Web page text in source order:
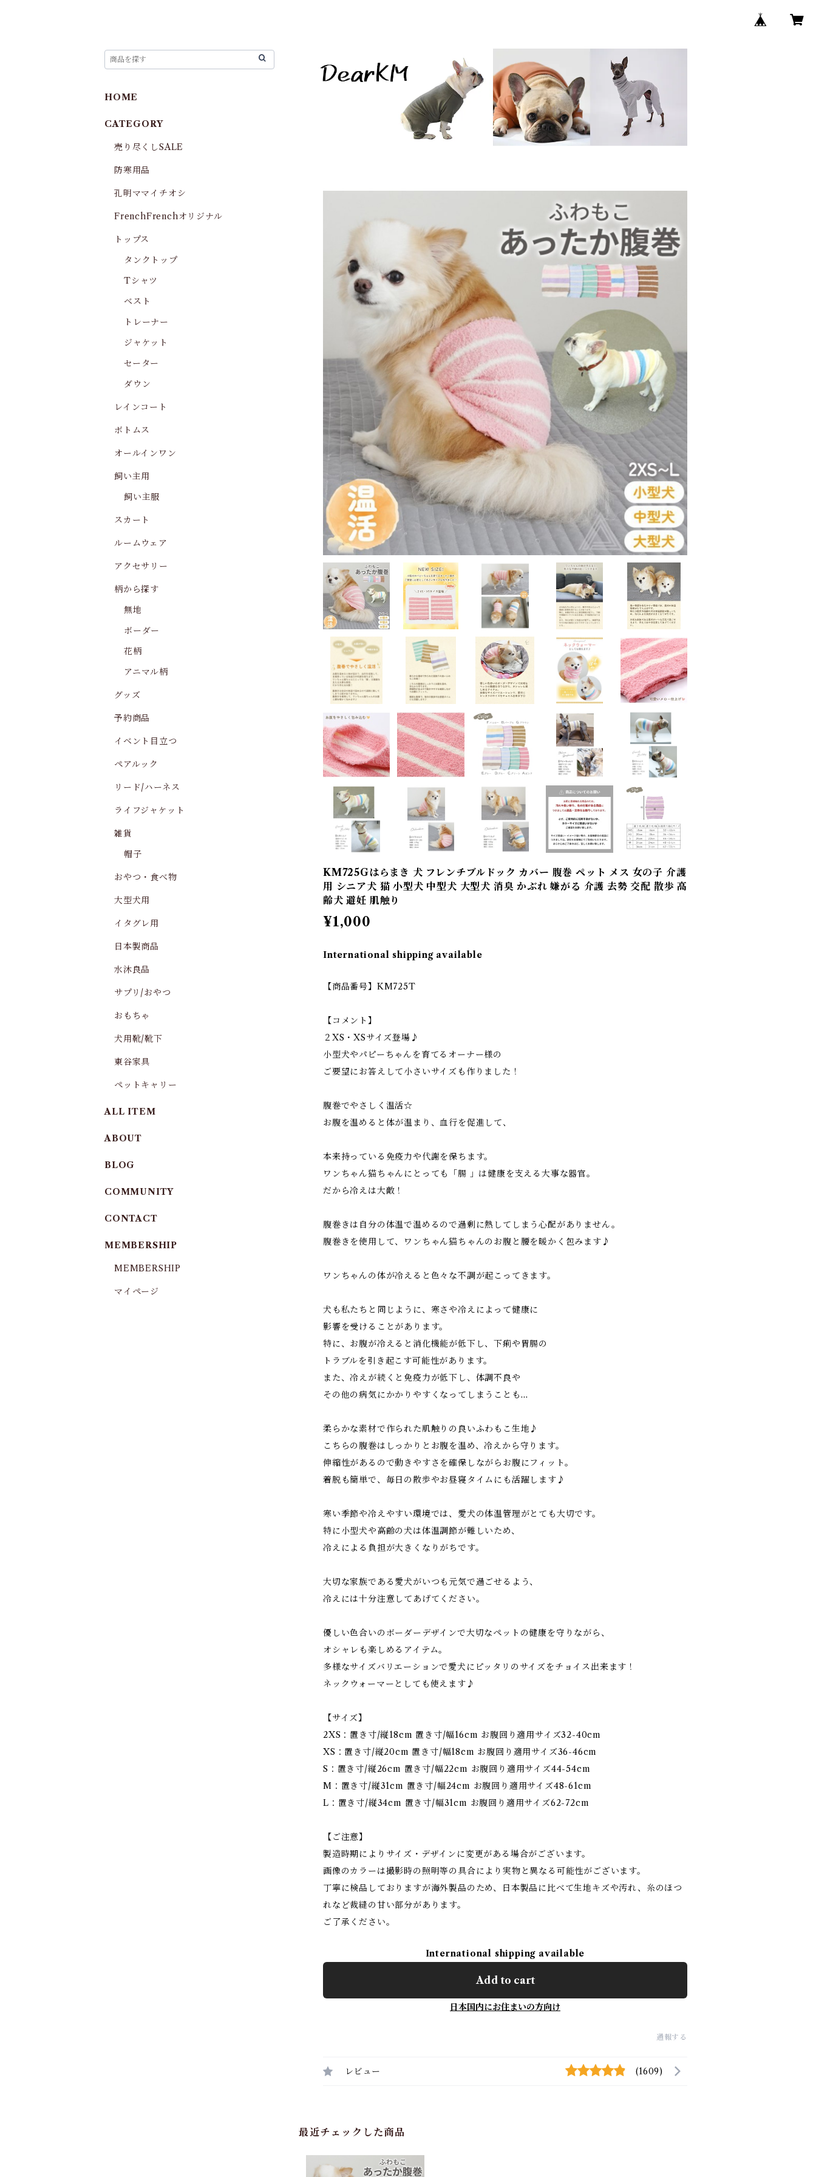
KM725Gはらまき 犬 フレンチブルドック カバー 腹巻 ペット メス 女の子 介護
用 シニア犬 猫 小型犬 中型犬 大型犬 消臭 かぶれ 嫌がる 介護 去勢 交配 散歩 高
齢犬 避妊 肌触り
¥1,000
International shipping available
【商品番号】KM725T
【コメント】
２XS・XSサイズ登場♪
小型犬やパピーちゃんを育てるオーナー様の
ご要望にお答えして小さいサイズも作りました！
腹巻でやさしく温活☆
お腹を温めると体が温まり、血行を促進して、
本来持っている免疫力や代謝を保ちます。
ワンちゃん猫ちゃんにとっても「腸 」は健康を支える大事な器官。
だから冷えは大敵！
腹巻きは自分の体温で温めるので過剰に熱してしまう心配がありません。
腹巻きを使用して、ワンちゃん猫ちゃんのお腹と腰を暖かく包みます♪
ワンちゃんの体が冷えると色々な不調が起こってきます。
犬も私たちと同じように、寒さや冷えによって健康に
影響を受けることがあります。
特に、お腹が冷えると消化機能が低下し、下痢や胃腸の
トラブルを引き起こす可能性があります。
また、冷えが続くと免疫力が低下し、体調不良や
その他の病気にかかりやすくなってしまうことも…
柔らかな素材で作られた肌触りの良いふわもこ生地♪
こちらの腹巻はしっかりとお腹を温め、冷えから守ります。
伸縮性があるので動きやすさを確保しながらお腹にフィット。
着脱も簡単で、毎日の散歩やお昼寝タイムにも活躍します♪
寒い季節や冷えやすい環境では、愛犬の体温管理がとても大切です。
特に小型犬や高齢の犬は体温調節が難しいため、
冷えによる負担が大きくなりがちです。
大切な家族である愛犬がいつも元気で過ごせるよう、
冷えには十分注意してあげてください。
優しい色合いのボーダーデザインで大切なペットの健康を守りながら、
オシャレも楽しめるアイテム。
多様なサイズバリエーションで愛犬にピッタリのサイズをチョイス出来ます！
ネックウォーマーとしても使えます♪
【サイズ】
2XS：置き寸/縦18cm 置き寸/幅16cm お腹回り適用サイズ32-40cm
XS：置き寸/縦20cm 置き寸/幅18cm お腹回り適用サイズ36-46cm
S：置き寸/縦26cm 置き寸/幅22cm お腹回り適用サイズ44-54cm
M：置き寸/縦31cm 置き寸/幅24cm お腹回り適用サイズ48-61cm
L：置き寸/縦34cm 置き寸/幅31cm お腹回り適用サイズ62-72cm
【ご注意】
製造時期によりサイズ・デザインに変更がある場合がございます。
画像のカラーは撮影時の照明等の具合により実物と異なる可能性がございます。
丁寧に検品しておりますが海外製品のため、日本製品に比べて生地キズや汚れ、糸のほつ
れなど裁縫の甘い部分があります。
ご了承ください。
International shipping available
Add to cart
日本国内にお住まいの方向け
通報する
レビュー (1609)
最近チェックした商品
HOME
CATEGORY
売り尽くしSALE
防寒用品
孔明ママイチオシ
FrenchFrenchオリジナル
トップス
タンクトップ
Tシャツ
ベスト
トレーナー
ジャケット
セーター
ダウン
レインコート
ボトムス
オールインワン
飼い主用
飼い主服
スカート
ルームウェア
アクセサリー
柄から探す
無地
ボーダー
花柄
アニマル柄
グッズ
予約商品
イベント目立つ
ペアルック
リード/ハーネス
ライフジャケット
雑貨
帽子
おやつ・食べ物
大型犬用
イタグレ用
日本製商品
水沐良品
サプリ/おやつ
おもちゃ
犬用靴/靴下
東谷家具
ペットキャリー
ALL ITEM
ABOUT
BLOG
COMMUNITY
CONTACT
MEMBERSHIP
MEMBERSHIP
マイページ